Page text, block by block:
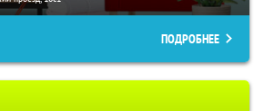
ПОДРОБНЕЕ